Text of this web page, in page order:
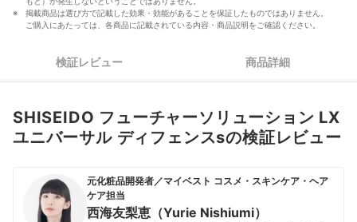
掲載商品は選び方で記載した効果・効能があることを保証したものではありません。
ご購入にあたっては、各商品に記載されている内容・商品説明をご確認ください。
検証レビュー 商品詳細
SHISEIDO フューチャーソリューション LX
ユニバーサル ディフェンスsの検証レビュー
元化粧品開発者／マイベスト コスメ・スキンケア・ヘア
ケア担当
西海友梨恵（Yurie Nishiumi）